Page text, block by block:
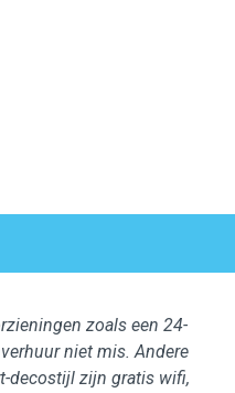
zoals een 24-
niet mis. Andere
decostijl zijn gratis wifi,